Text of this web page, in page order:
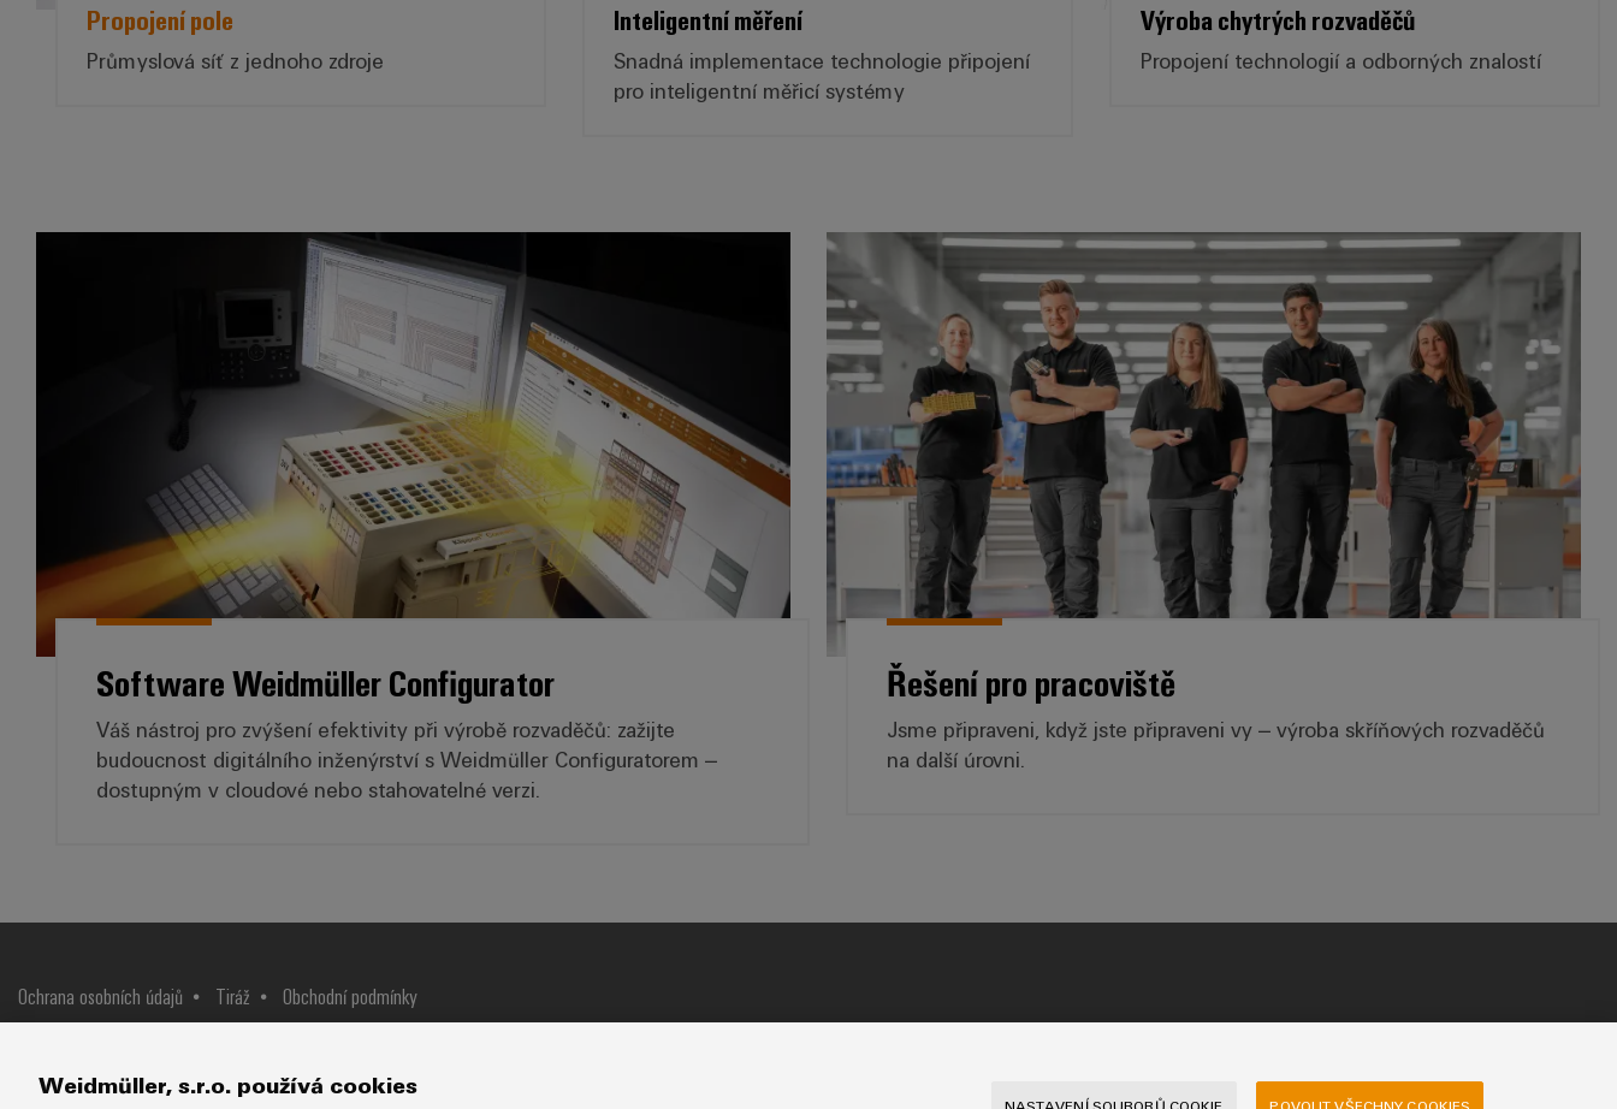
Propojení pole
Průmyslová síť z jednoho zdroje
Inteligentní měření
Snadná implementace technologie připojení
pro inteligentní měřicí systémy
Výroba chytrých rozvaděčů
Propojení technologií a odborných znalostí
Software Weidmüller Configurator
Software Weidmüller Configurator
Váš nástroj pro zvýšení efektivity při výrobě rozvaděčů: zažijte
budoucnost digitálního inženýrství s Weidmüller Configuratorem –
dostupným v cloudové nebo stahovatelné verzi.
Řešení pro pracoviště
Řešení pro pracoviště
Jsme připraveni, když jste připraveni vy – výroba skříňových rozvaděčů
na další úrovni.
Ochrana osobních údajů Tiráž
Obchodní podmínky
Weidmüller, s.r.o. používá cookies